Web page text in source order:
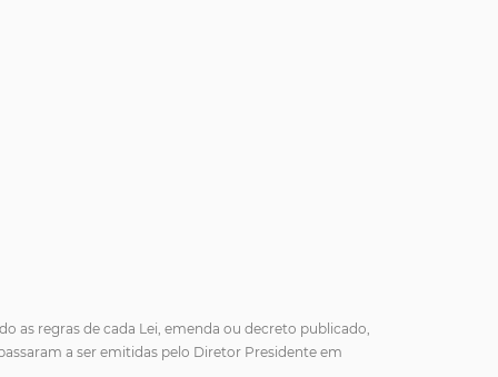
as regras de cada Lei, emenda ou decreto publicado,
a ser emitidas pelo Diretor Presidente em